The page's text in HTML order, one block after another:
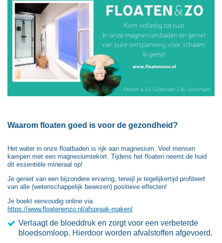
Waarom floaten goed is voor de gezondheid?
Het water in onze floatbaden is rijk aan magnesium. Veel mensen
kampen met een magnesiumtekort. Tijdens het floaten neemt de huid
dit essentiële mineraal op!
Je geniet van een bijzondere ervaring, terwijl je tegelijkertijd profiteert
van alle (wetenschappelijk bewezen) positieve effecten!
Je boekt eenvoudig online via
https://www.floatenenzo.nl/afspraak-maken/
Verlaagt de bloeddruk en zorgt voor een verbeterde
bloedsomloop. Hierdoor worden afvalstoffen afgevoerd.